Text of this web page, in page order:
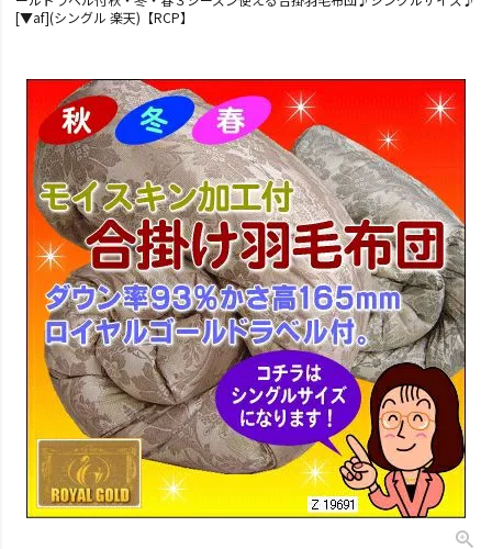
[▼af](シングル 楽天)【RCP】